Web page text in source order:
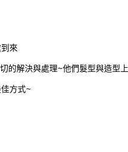
來
的解決與處理~他們髮型與造型
方式~